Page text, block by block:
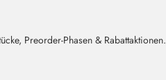
Preorder-Phasen & Rabattaktionen.